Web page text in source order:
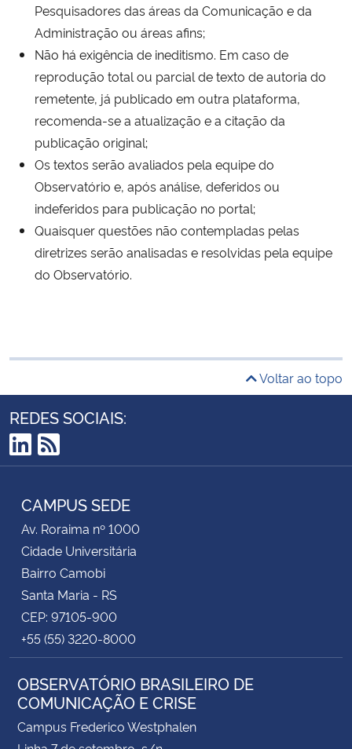
Pesquisadores das áreas da Comunicação e da
Administração ou áreas afins;
Não há exigência de ineditismo. Em caso de
reprodução total ou parcial de texto de autoria do
remetente, já publicado em outra plataforma,
recomenda-se a atualização e a citação da
publicação original;
Os textos serão avaliados pela equipe do
Observatório e, após análise, deferidos ou
indeferidos para publicação no portal;
Quaisquer questões não contempladas pelas
diretrizes serão analisadas e resolvidas pela equipe
do Observatório.
Voltar ao topo
REDES SOCIAIS:
LinkedIn
RSS
CAMPUS SEDE
Av. Roraima nº 1000
Cidade Universitária
Bairro Camobi
Santa Maria - RS
CEP: 97105-900
+55 (55) 3220-8000
OBSERVATÓRIO BRASILEIRO DE
COMUNICAÇÃO E CRISE
Campus Frederico Westphalen